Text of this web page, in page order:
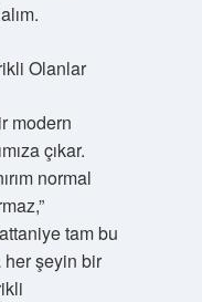
Olanlar
modern
çıkar.
normal
tam bu
her şeyin bir